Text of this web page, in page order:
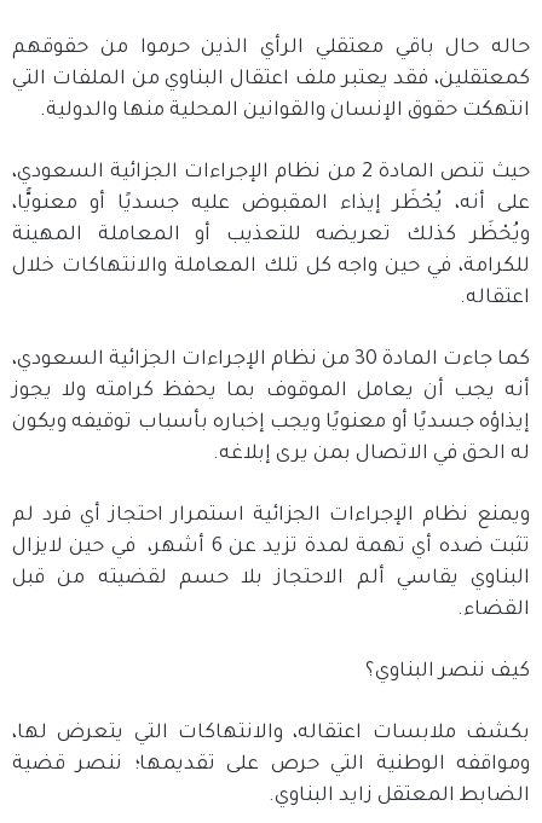
حاله حال باقي معتقلي الرأي الذين حرموا من حقوقهم
كمعتقلين، فقد يعتبر ملف اعتقال البناوي من الملفات التي
انتهكت حقوق الإنسان والقوانين المحلية منها والدولية.
حيث تنص المادة 2 من نظام الإجراءات الجزائية السعودي،
على أنه، يُحْظَر إيذاء المقبوض عليه جسديًا أو معنويًّا،
ويُحْظَر كذلك تعريضه للتعذيب أو المعاملة المهينة
للكرامة، في حين واجه كل تلك المعاملة والانتهاكات خلال
اعتقاله.
كما جاءت المادة 30 من نظام الإجراءات الجزائية السعودي،
أنه يجب أن يعامل الموقوف بما يحفظ كرامته ولا يجوز
إيذاؤه جسديًا أو معنويًا ويجب إخباره بأسباب توقيفه ويكون
له الحق في الاتصال بمن يرى إبلاغه.
ويمنع نظام الإجراءات الجزائية استمرار احتجاز أي فرد لم
تثبت ضده أي تهمة لمدة تزيد عن 6 أشهر، في حين لايزال
البناوي يقاسي ألم الاحتجاز بلا حسم لقضيته من قبل
القضاء.
كيف ننصر البناوي؟
بكشف ملابسات اعتقاله، والانتهاكات التي يتعرض لها،
ومواقفه الوطنية التي حرص على تقديمها؛ ننصر قضية
الضابط المعتقل زايد البناوي.